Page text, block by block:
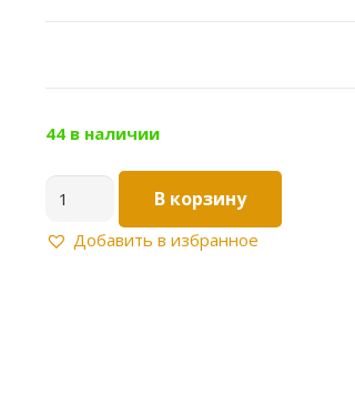
44 в наличии
товара
Угольник
В корзину
Добавить в избранное